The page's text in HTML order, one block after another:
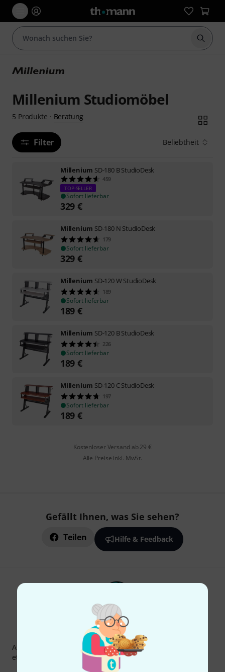
Suche
Millenium Studiomöbel
5 Produkte · Beratung
Filter Beliebtheit
Millenium SD-180 B StudioDesk
459
TOP-SELLER
Sofort lieferbar
329 €
Millenium SD-180 N StudioDesk
179
Sofort lieferbar
329 €
Millenium SD-120 W StudioDesk
189
Sofort lieferbar
189 €
Millenium SD-120 B StudioDesk
226
Sofort lieferbar
189 €
Millenium SD-120 C StudioDesk
197
Sofort lieferbar
189 €
Kostenloser Versand ab 29 €
Alle Preise inkl. MwSt.
Gefällt Ihnen, was Sie sehen?
Teilen Hilfe & Feedback
Thomann Newsletter
Abonniere den Thomann Newsletter und gewinne mit
etwas Glück einen von50 Gutscheinen